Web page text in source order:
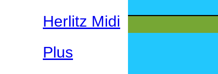
Herlitz Midi
Plus